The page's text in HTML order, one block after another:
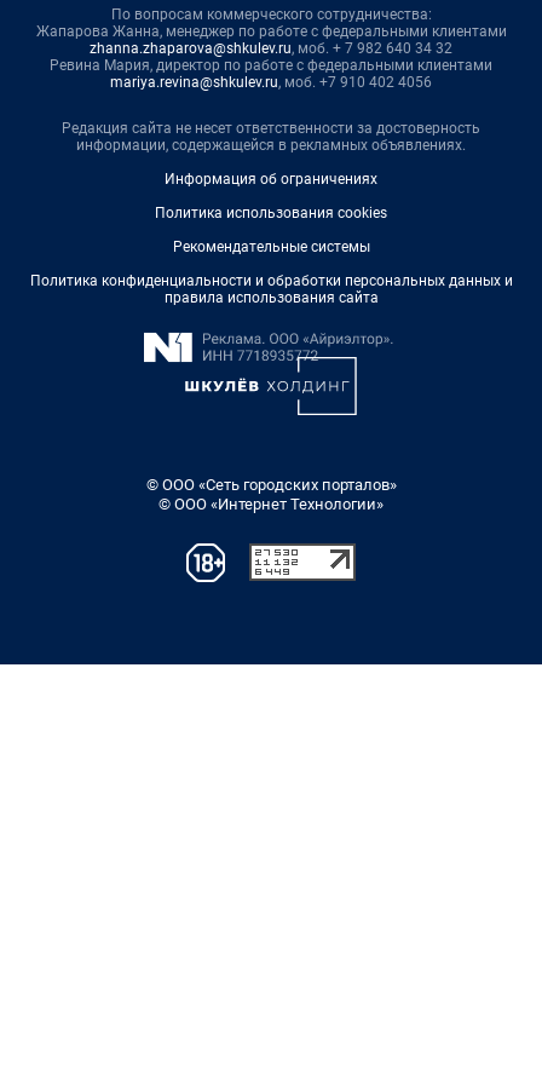
По вопросам коммерческого сотрудничества:
Жапарова Жанна, менеджер по работе с федеральными клиентами
zhanna.zhaparova@shkulev.ru, моб. + 7 982 640 34 32
Ревина Мария, директор по работе с федеральными клиентами
mariya.revina@shkulev.ru, моб. +7 910 402 4056
Редакция сайта не несет ответственности за достоверность
информации, содержащейся в рекламных объявлениях.
Информация об ограничениях
Политика использования cookies
Рекомендательные системы
Политика конфиденциальности и обработки персональных данных и
правила использования сайта
© ООО «Сеть городских порталов»
© ООО «Интернет Технологии»